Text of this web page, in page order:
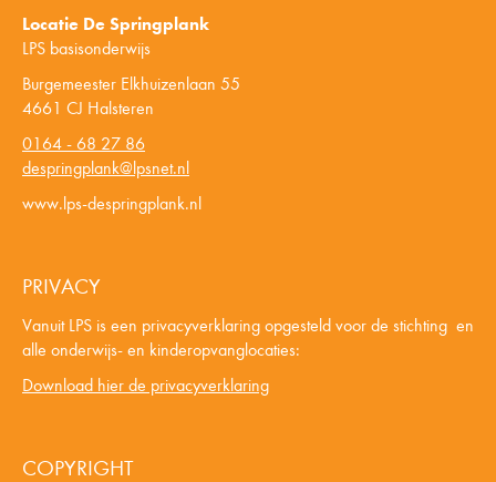
Locatie De Springplank
LPS basisonderwijs
Burgemeester Elkhuizenlaan 55
4661 CJ Halsteren
0164 - 68 27 86
despringplank@lpsnet.nl
www.lps-despringplank.nl
PRIVACY
Vanuit LPS is een privacyverklaring opgesteld voor de stichting en
alle onderwijs- en kinderopvanglocaties:
Download hier de privacyverklaring
COPYRIGHT